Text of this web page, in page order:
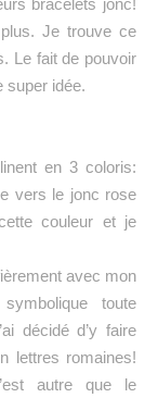
Je trouve ce
Le fait de pouvoir
super idée.
en 3 coloris:
vers le jonc rose
couleur et je
avec mon
toute
décidé d’y faire
lettres romaines!
autre que le